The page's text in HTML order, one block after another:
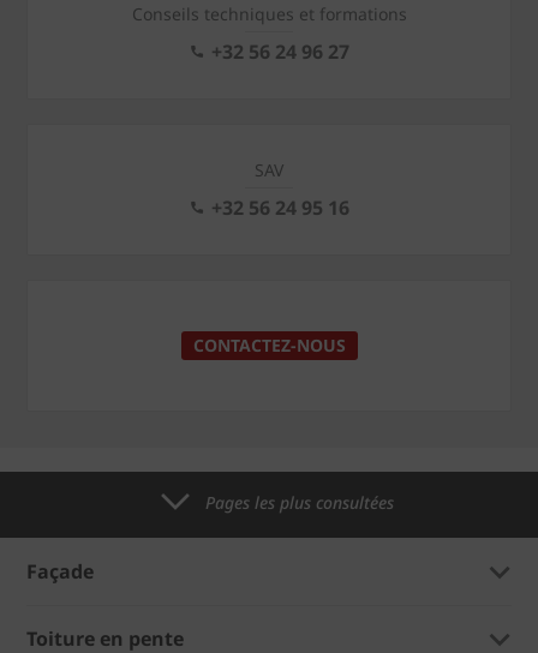
Conseils techniques et formations
+32 56 24 96 27
SAV
+32 56 24 95 16
CONTACTEZ-NOUS
Pages les plus consultées
Façade
Toiture en pente